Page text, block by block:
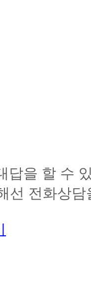
답을 할 수
선 전화상